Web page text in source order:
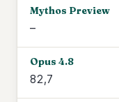
–
82,7